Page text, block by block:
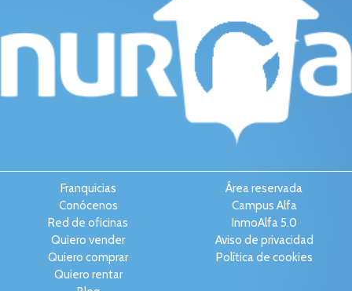
Franquicias
Conócenos
Red de oficinas
Quiero vender
Quiero comprar
Quiero rentar
Área reservada
Campus Alfa
InmoAlfa 5.0
Aviso de privacidad
Política de cookies